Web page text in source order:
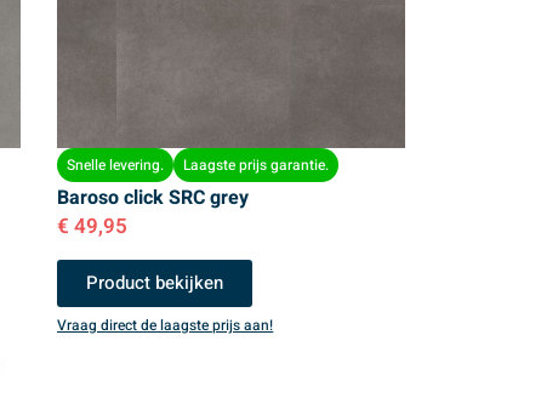
Snelle levering. Laagste prijs garantie.
Baroso click SRC grey
€ 49,95
Product bekijken
Vraag direct de laagste prijs aan!